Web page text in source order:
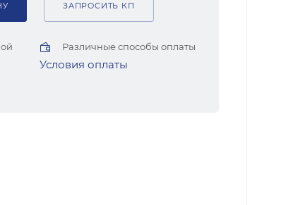
ЗАПРОСИТЬ КП
Различные способы оплаты
Условия оплаты